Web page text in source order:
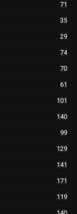
71
35
29
74
70
61
101
140
99
129
141
171
119